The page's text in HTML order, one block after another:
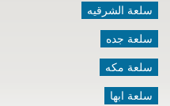
سلعة الشرقيه
سلعة جده
سلعة مكه
سلعة ابها